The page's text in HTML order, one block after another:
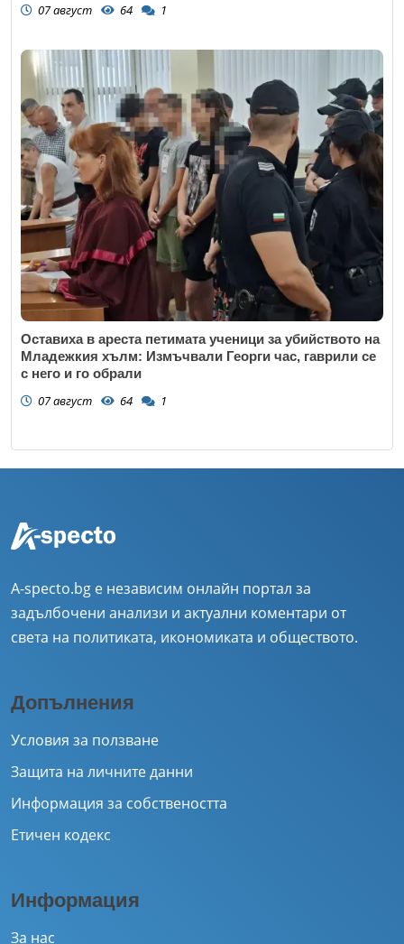
07 август 64 1
Оставиха в ареста петимата ученици за убийството на
Младежкия хълм: Измъчвали Георги час, гаврили се
с него и го обрали
07 август 64 1
A-specto.bg е независим онлайн портал за
задълбочени анализи и актуални коментари от
света на политиката, икономиката и обществото.
Допълнения
Условия за ползване
Защита на личните данни
Информация за собствеността
Етичен кодекс
Информация
За нас